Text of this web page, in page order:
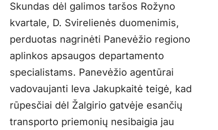
Skundas dėl galimos taršos Rožyno
kvartale, D. Svirelienės duomenimis,
perduotas nagrinėti Panevėžio regiono
aplinkos apsaugos departamento
specialistams. Panevėžio agentūrai
vadovaujanti Ieva Jakupkaitė teigė, kad
rūpesčiai dėl Žalgirio gatvėje esančių
transporto priemonių nesibaigia jau